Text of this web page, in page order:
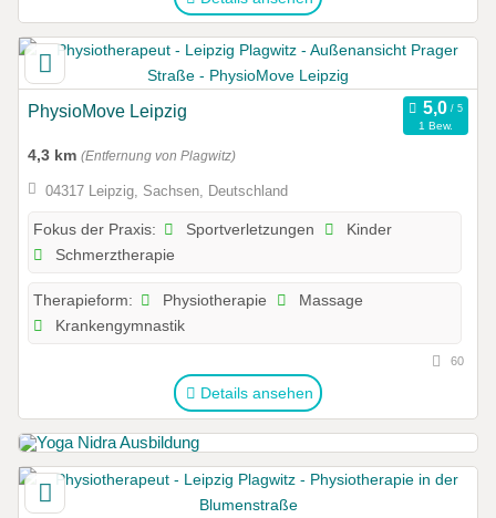
PhysioMove Leipzig
1 Bew.
4,3 km (Entfernung von Plagwitz)
04317 Leipzig, Sachsen, Deutschland
Fokus der Praxis: Sportverletzungen
Kinder
Schmerztherapie
Therapieform: Physiotherapie
Massage
Krankengymnastik
60
Details ansehen